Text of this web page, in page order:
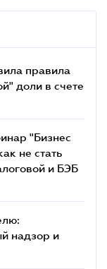
правила
доли в счете
"Бизнес
не стать
и БЭБ
надзор и